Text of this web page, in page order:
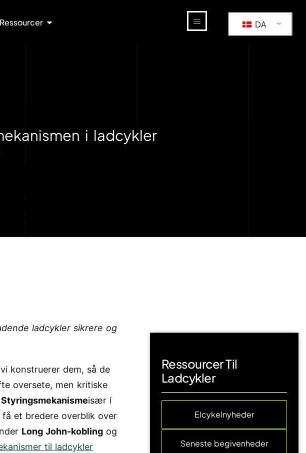
Ressourcer DA
i ladcykler
ladcykler sikrere og
konstruerer dem, så de
oversete, men kritiske
Styringsmekanismeisær i
få et bredere overblik over
Long John-kobling og
til ladcykler
Ressourcer Til
Ladcykler
Elcykelnyheder
Seneste begivenheder